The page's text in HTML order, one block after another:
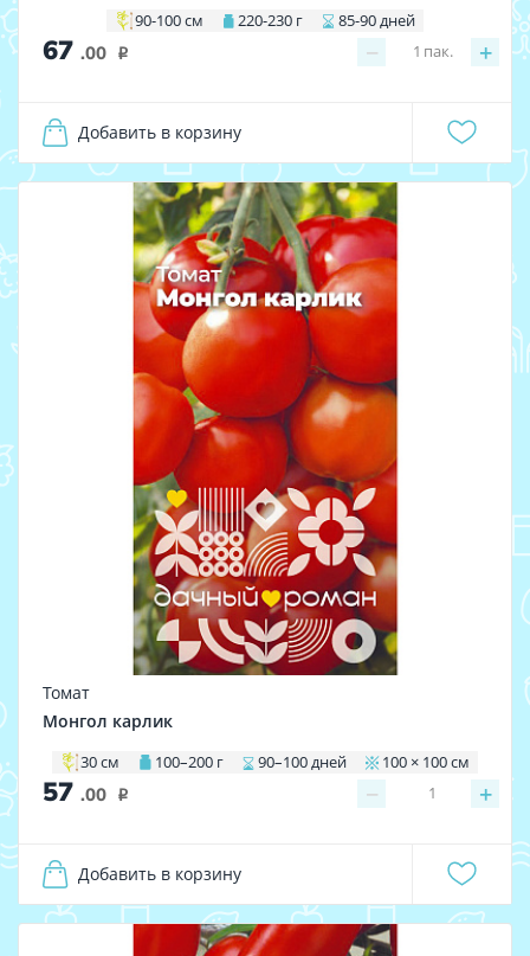
90-100 см 220-230 г 85-90 дней
67 .00 i − +
1 пак.
Добавить в корзину
Томат
Монгол карлик
30 см 100–200 г 90–100 дней 100 × 100 см
57 .00 i − +
1
Добавить в корзину